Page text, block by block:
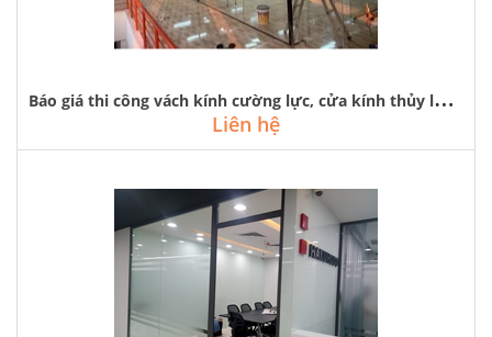
B
áo giá thi công vách kính cường lực, cửa kính thủy lực tại hà nội
Liên hệ